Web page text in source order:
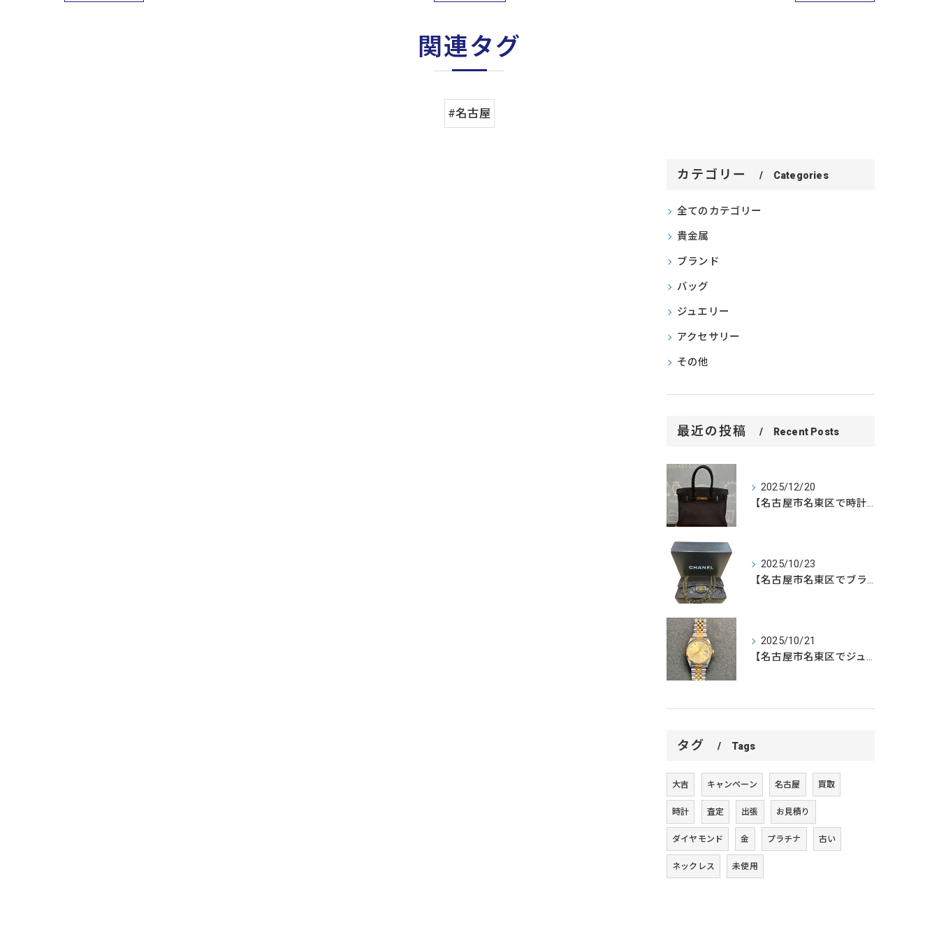
関連タグ
#名古屋
カテゴリー Categories
全てのカテゴリー
貴金属
ブランド
バッグ
ジュエリー
アクセサリー
その他
最近の投稿 Recent Posts
2025/12/20
【名古屋市名東区で時計・ブランド品を売るなら買取大吉名東高針...
2025/10/23
【名古屋市名東区でブランド品・ジュエリー・時計を売るなら買取...
2025/10/21
【名古屋市名東区でジュエリー・時計を売るなら買取大吉名東高針...
タグ Tags
大吉 キャンペーン 名古屋 買取
時計 査定 出張 お見積り
ダイヤモンド 金 プラチナ 古い
ネックレス 未使用